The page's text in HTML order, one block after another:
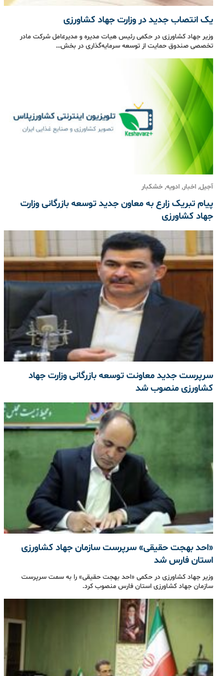
یک انتصاب جدید در وزارت جهاد کشاورزی
وزیر جهاد کشاورزی در حکمی رئیس هیات‌ مدیره و مدیرعامل شرکت مادر
تخصصی صندوق حمایت از توسعه سرمایه‌گذاری در بخش…
آجیل, اخبار, ادویه, خشکبار
پیام تبریک زارع به معاون جدید توسعه بازرگانی وزارت
جهاد کشاورزی
سرپرست جدید معاونت توسعه بازرگانی وزارت جهاد
کشاورزی منصوب شد
«احد بهجت حقیقی» سرپرست سازمان جهاد کشاورزی
استان فارس شد
وزیر جهاد کشاورزی در حکمی «احد بهجت حقیقی» را به سمت سرپرست
سازمان جهاد کشاورزی استان فارس منصوب کرد.